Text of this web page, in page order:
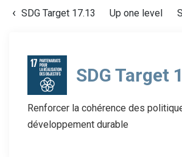
SDG Target 17.13 Up one level
SDG Target
Renforcer la cohérence des
développement durable